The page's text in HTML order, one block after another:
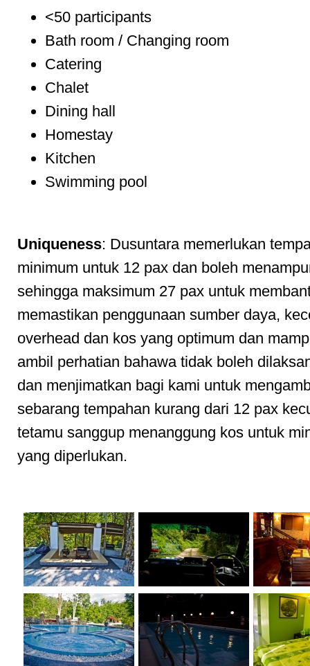
<50 participants
Bath room / Changing room
Catering
Chalet
Dining hall
Homestay
Kitchen
Swimming pool
Uniqueness: Dusuntara memerlukan
minimum untuk 12 pax dan boleh
sehingga maksimum 27 pax untuk
memastikan penggunaan sumber daya,
overhead dan kos yang optimum dan
ambil perhatian bahawa tidak boleh
dan menjimatkan bagi kami untuk
sebarang tempahan kurang dari 12 pax
tetamu sanggup menanggung kos untuk
yang diperlukan.